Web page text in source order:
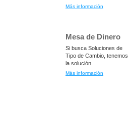
Más información
Mesa de Dinero
Si busca Soluciones de
Tipo de Cambio, tenemos
la solución.
Más información